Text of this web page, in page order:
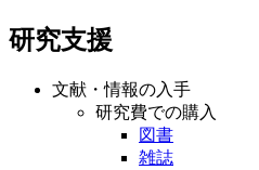
研究支援
文献・情報の入手
研究費での購入
図書
雑誌